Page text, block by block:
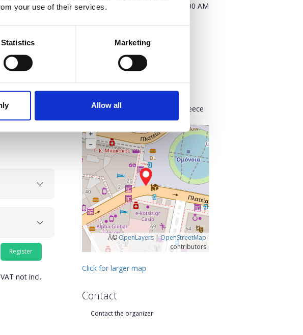
your use of their services.
Statistics Marketing
Allow all
αφορά
σε σαφή
σε
VAT not incl.
Monday, September 21, 2026 9:00 AM
Central Athens Regional Unit, Greece
+
–
Â© OpenLayers|OpenStreetMap
contributors
Click for larger map
Contact
Contact the organizer